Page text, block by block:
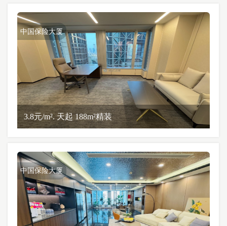
中国保险大厦
3.8元/m². 天起 188m²精装
中国保险大厦